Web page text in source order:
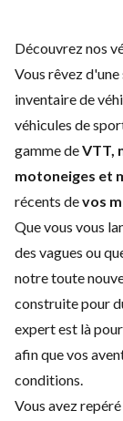
Découvrez nos
Vous rêvez
inventaire de
véhicules de
gamme deVTT,
motoneiges et
récents devos
Que vous vous
des vagues ou
notre toute
construite pour
expertest là
afin que vos
conditions.
Vous avez